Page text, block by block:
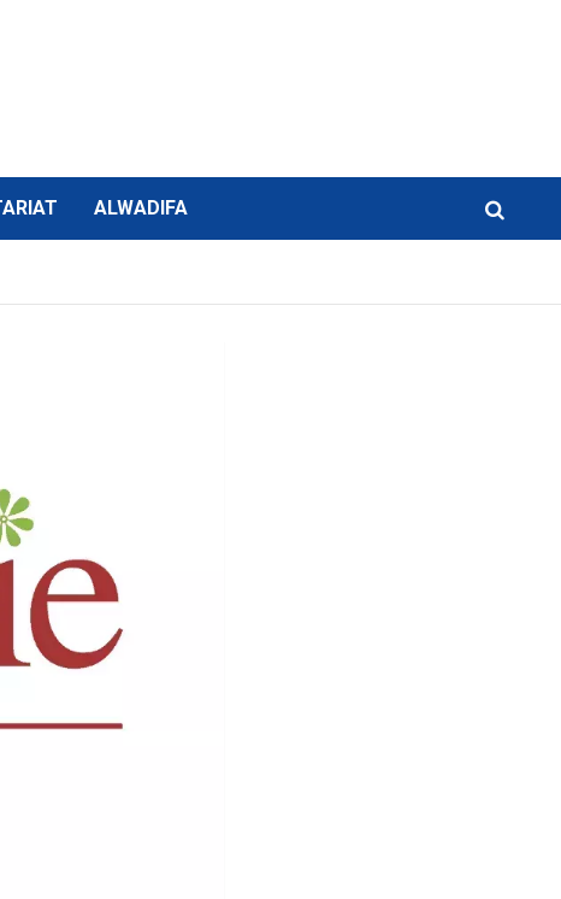
ALWADIFA